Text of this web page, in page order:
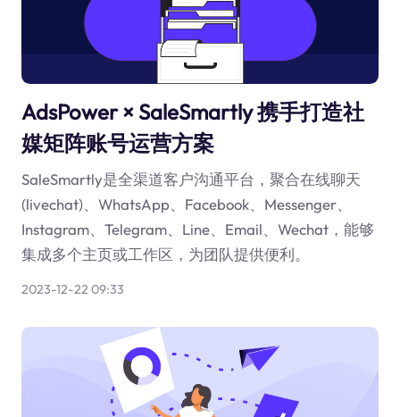
AdsPower × SaleSmartly 携手打造社
媒矩阵账号运营方案
SaleSmartly是全渠道客户沟通平台，聚合在线聊天
(livechat)、WhatsApp、Facebook、Messenger、
Instagram、Telegram、Line、Email、Wechat，能够
集成多个主页或工作区，为团队提供便利。
2023-12-22 09:33